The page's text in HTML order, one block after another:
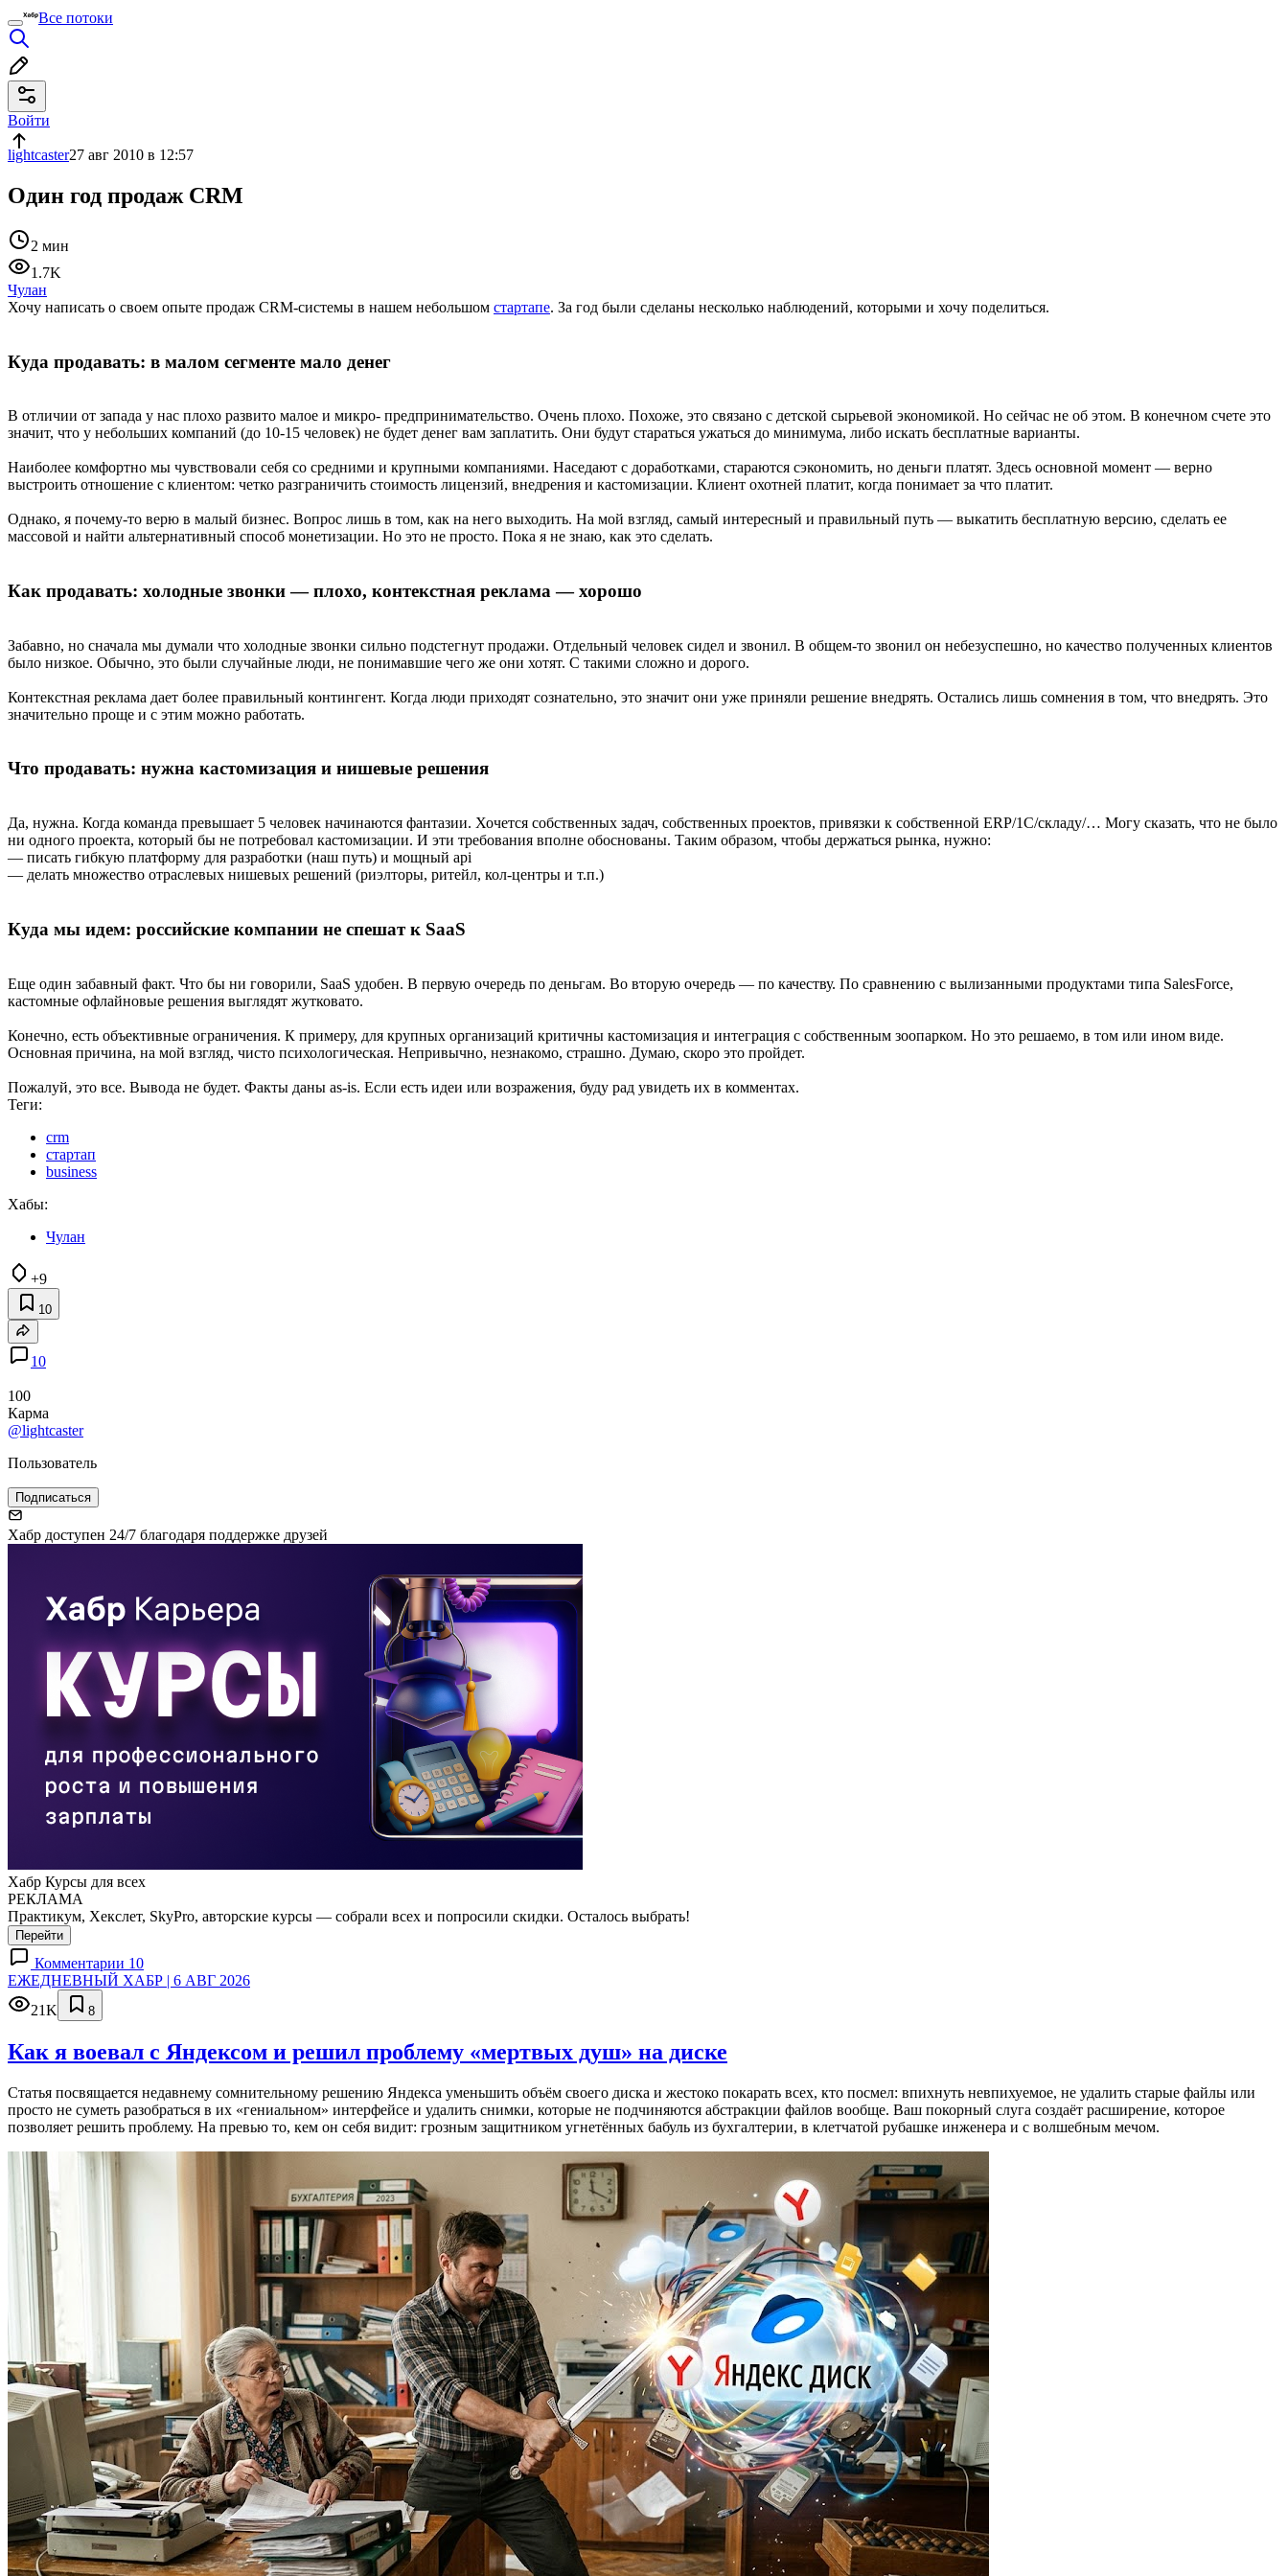
Все потоки
Войти
lightcaster27 авг 2010 в 12:57
Один год продаж CRM
2 мин
1.7K
Чулан
Хочу написать о своем опыте продаж CRM-системы в нашем небольшом стартапе. За год были сделаны несколько наблюдений, которыми и хочу поделиться.
Куда продавать: в малом сегменте мало денег
В отличии от запада у нас плохо развито малое и микро- предпринимательство. Очень плохо. Похоже, это связано с детской сырьевой экономикой. Но сейчас не об этом. В конечном счете это
значит, что у небольших компаний (до 10-15 человек) не будет денег вам заплатить. Они будут стараться ужаться до минимума, либо искать бесплатные варианты.
Наиболее комфортно мы чувствовали себя со средними и крупными компаниями. Наседают с доработками, стараются сэкономить, но деньги платят. Здесь основной момент — верно
выстроить отношение с клиентом: четко разграничить стоимость лицензий, внедрения и кастомизации. Клиент охотней платит, когда понимает за что платит.
Однако, я почему-то верю в малый бизнес. Вопрос лишь в том, как на него выходить. На мой взгляд, самый интересный и правильный путь — выкатить бесплатную версию, сделать ее
массовой и найти альтернативный способ монетизации. Но это не просто. Пока я не знаю, как это сделать.
Как продавать: холодные звонки — плохо, контекстная реклама — хорошо
Забавно, но сначала мы думали что холодные звонки сильно подстегнут продажи. Отдельный человек сидел и звонил. В общем-то звонил он небезуспешно, но качество полученных клиентов
было низкое. Обычно, это были случайные люди, не понимавшие чего же они хотят. С такими сложно и дорого.
Контекстная реклама дает более правильный контингент. Когда люди приходят сознательно, это значит они уже приняли решение внедрять. Остались лишь сомнения в том, что внедрять. Это
значительно проще и с этим можно работать.
Что продавать: нужна кастомизация и нишевые решения
Да, нужна. Когда команда превышает 5 человек начинаются фантазии. Хочется собственных задач, собственных проектов, привязки к собственной ERP/1C/складу/… Могу сказать, что не было
ни одного проекта, который бы не потребовал кастомизации. И эти требования вполне обоснованы. Таким образом, чтобы держаться рынка, нужно:
— писать гибкую платформу для разработки (наш путь) и мощный api
— делать множество отраслевых нишевых решений (риэлторы, ритейл, кол-центры и т.п.)
Куда мы идем: российские компании не спешат к SaaS
Еще один забавный факт. Что бы ни говорили, SaaS удобен. В первую очередь по деньгам. Во вторую очередь — по качеству. По сравнению с вылизанными продуктами типа SalesForce,
кастомные офлайновые решения выглядят жутковато.
Конечно, есть объективные ограничения. К примеру, для крупных организаций критичны кастомизация и интеграция с собственным зоопарком. Но это решаемо, в том или ином виде.
Основная причина, на мой взгляд, чисто психологическая. Непривычно, незнакомо, страшно. Думаю, скоро это пройдет.
Пожалуй, это все. Вывода не будет. Факты даны as-is. Если есть идеи или возражения, буду рад увидеть их в комментах.
Теги:
crm
стартап
business
Хабы:
Чулан
+9
10
10
100
Карма
@lightcaster
Пользователь
Подписаться
Хабр доступен 24/7 благодаря поддержке друзей
Хабр Курсы для всех
РЕКЛАМА
Практикум, Хекслет, SkyPro, авторские курсы — собрали всех и попросили скидки. Осталось выбрать!
Перейти
Комментарии 10
ЕЖЕДНЕВНЫЙ ХАБР | 6 АВГ 2026
21K
8
Как я воевал с Яндексом и решил проблему «мертвых душ» на диске
Статья посвящается недавнему сомнительному решению Яндекса уменьшить объём своего диска и жестоко покарать всех, кто посмел: впихнуть невпихуемое, не удалить старые файлы или
просто не суметь разобраться в их «гениальном» интерфейсе и удалить снимки, которые не подчиняются абстракции файлов вообще. Ваш покорный слуга создаёт расширение, которое
позволяет решить проблему. На превью то, кем он себя видит: грозным защитником угнетённых бабуль из бухгалтерии, в клетчатой рубашке инженера и с волшебным мечом.